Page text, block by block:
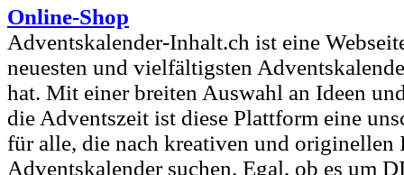
Online-Shop
Adventskalender-Inhalt.ch ist eine
neuesten und vielfältigsten
hat. Mit einer breiten Auswahl an Ideen
die Adventszeit ist diese Plattform eine
für alle, die nach kreativen und originellen
Adventskalender suchen. Egal, ob es um